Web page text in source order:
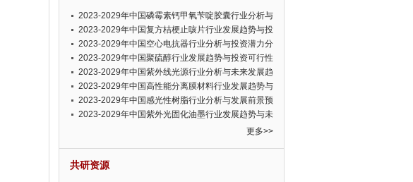
2023-2029年中国磷霉素钙甲氧苄啶胶囊行业分析与
投资可行性报告
2023-2029年中国复方桔梗止咳片行业发展趋势与投
资潜力分析报告
2023-2029年中国空心电抗器行业分析与投资潜力分
析报告
2023-2029年中国聚硫醇行业发展趋势与投资可行性
报告
2023-2029年中国紫外线光源行业分析与未来发展趋
势报告
2023-2029年中国高性能分离膜材料行业发展趋势与
发展前景预测报告
2023-2029年中国感光性树脂行业分析与发展前景预
测报告
2023-2029年中国紫外光固化油墨行业发展趋势与未
更多>>
共研资源